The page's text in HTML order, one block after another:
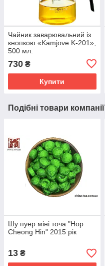
Чайник заварювальний із
кнопкою «Kamjove K-201»,
500 мл.
730 ₴
Купити
Подібні товари компанії
Шу пуер міні точа "Hop
Cheong Hin" 2015 рік
13 ₴